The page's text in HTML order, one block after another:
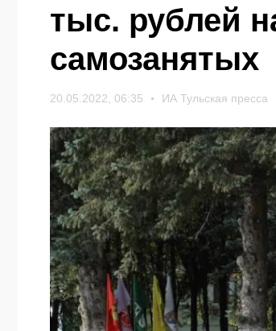
тыс. рублей
самозанятых
20.05.2022, 06:35 ИА Тульская пресса